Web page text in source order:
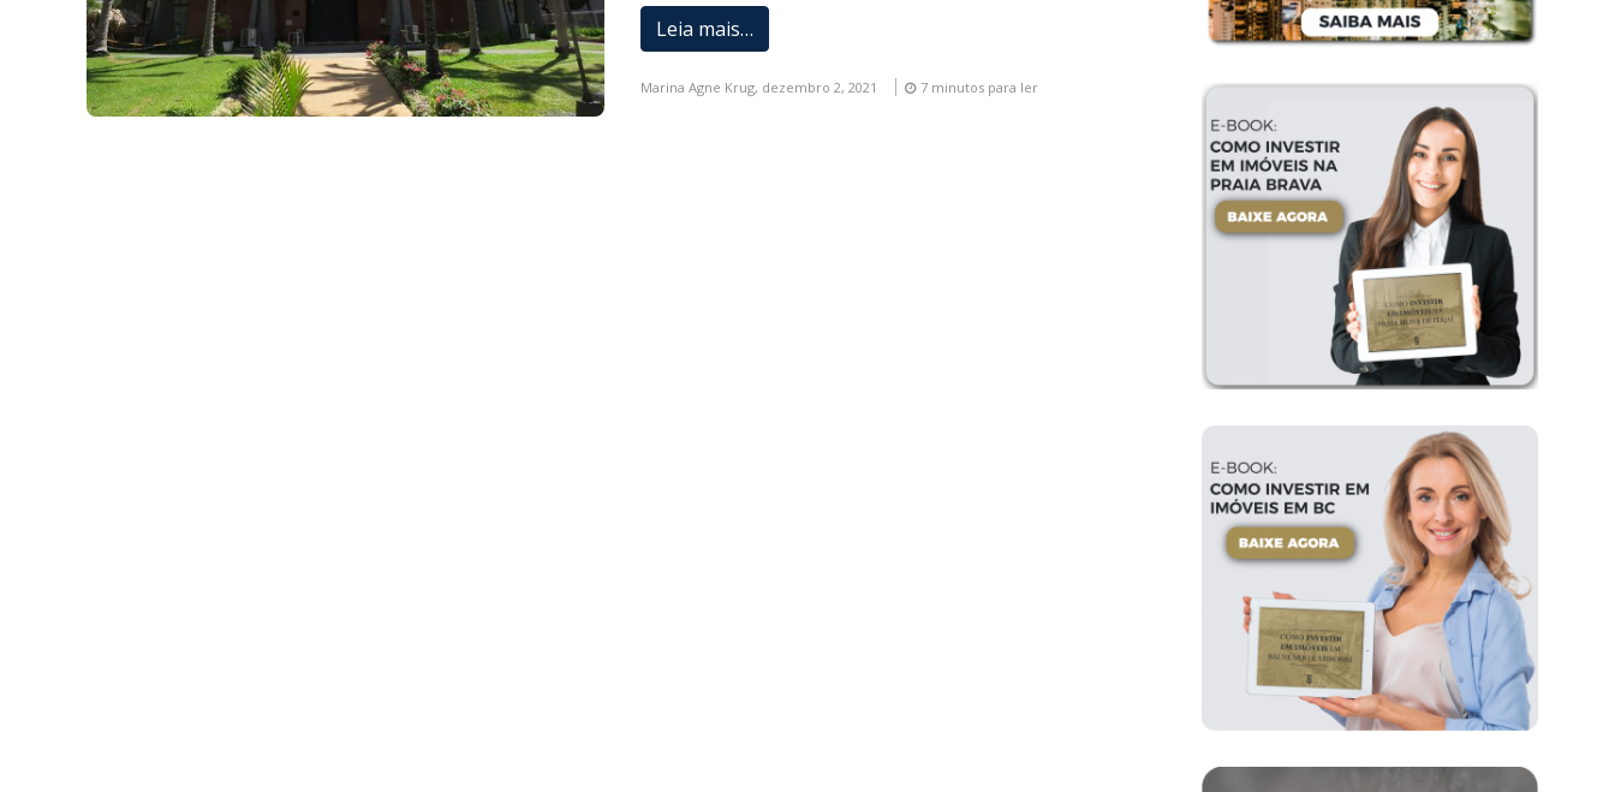
Leia mais…
Marina Agne Krug, dezembro 2, 2021 7 minutos para ler